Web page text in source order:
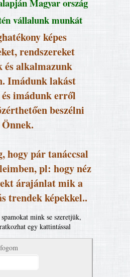
Magyar ország
vállalunk munkát
képes
rendszereket
és alkalmazunk
Imádunk lakást
imádunk erről
beszélni
Önnek.
hogy pár tanáccsal
pl: hogy néz
árajánlat mik a
trendek képekkel..
spamokat mink se szeretjük,
egy kattintással